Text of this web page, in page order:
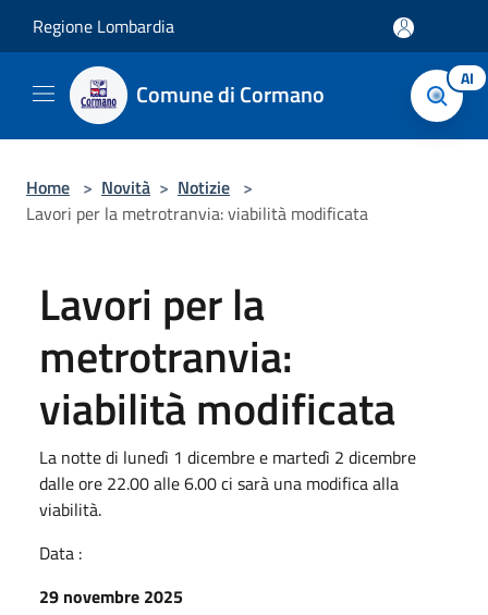
Regione Lombardia
Comune di Cormano AI
Home > Novità > Notizie >
Lavori per la metrotranvia: viabilità modificata
Lavori per la
metrotranvia:
viabilità modificata
La notte di lunedì 1 dicembre e martedì 2 dicembre
dalle ore 22.00 alle 6.00 ci sarà una modifica alla
viabilità.
Data :
29 novembre 2025